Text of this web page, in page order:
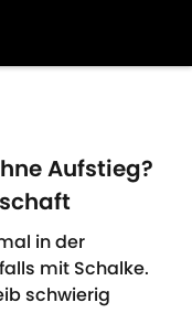
Aufstieg?
in der
mit Schalke.
schwierig